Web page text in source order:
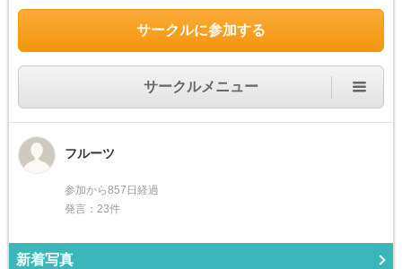
サークルに参加する
サークルメニュー
フルーツ
参加から857日経過
発言：23件
新着写真